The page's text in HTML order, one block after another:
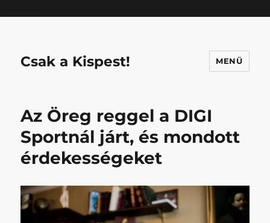
Csak a Kispest! MENÜ
Az Öreg reggel a DIGI
Sportnál járt, és mondott
érdekességeket